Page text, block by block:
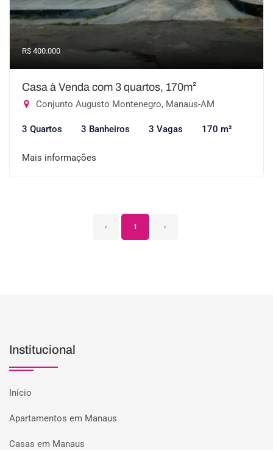
R$ 400.000
Casa à Venda com 3 quartos, 170m²
Conjunto Augusto Montenegro, Manaus-AM
3 Quartos 3 Banheiros 3 Vagas 170 m²
Mais informações
‹ 1 ›
Institucional
Início
Apartamentos em Manaus
Casas em Manaus